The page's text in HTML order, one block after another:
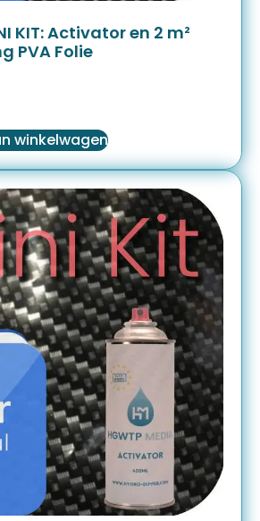
KIT: Activator en 2 m²
PVA Folie
winkelwagen